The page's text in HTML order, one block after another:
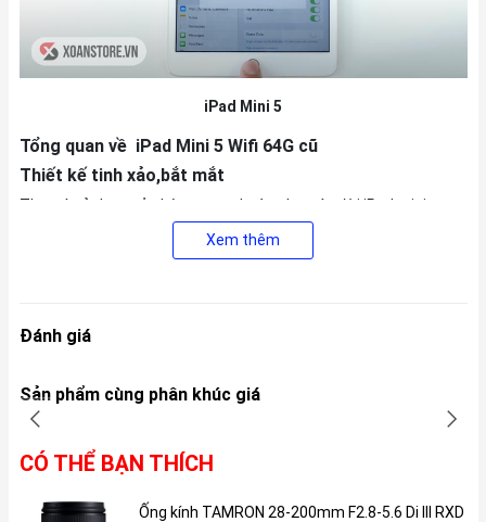
iPad Mini 5
Tổng quan về iPad Mini 5 Wifi 64G cũ
Thiết kế tinh xảo,bắt mắt
Thay vì sử dụng vỏ nhôm quen thuộc như các đời iPad mini
trước thì iPad mini 5 được làm từ khung kim loại có độ cứng cáp
hơn tránh biến dạng trong quá trình sử dụng. Bên cạnh đó, máy
Một điểm trừ cho cách thiết kế của iPad mini 5 là viền của máy
Xem thêm
Đánh giá
Sản phẩm cùng phân khúc giá
CÓ THỂ BẠN THÍCH
Ống kính TAMRON 28-200mm F2.8-5.6 Di III RXD